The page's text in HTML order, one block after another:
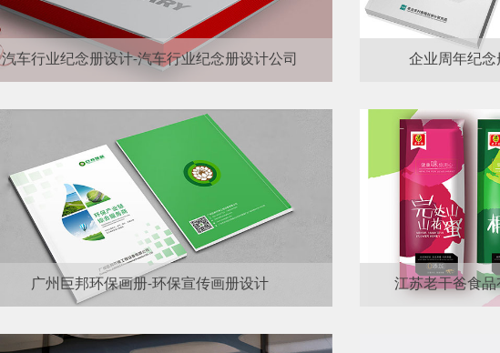
汽车行业纪念册设计-汽车行业纪念册设计公司 企业周年纪念
广州巨邦环保画册-环保宣传画册设计 江苏老干爸食